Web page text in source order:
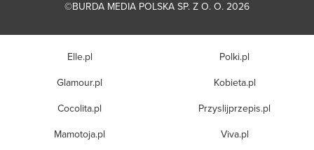
©BURDA MEDIA POLSKA SP. Z O. O. 2026
Elle.pl
Glamour.pl
Cocolita.pl
Mamotoja.pl
Polki.pl
Kobieta.pl
Przyslijprzepis.pl
Viva.pl